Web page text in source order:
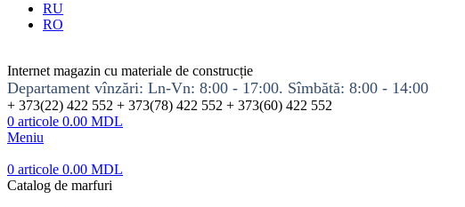
RU
RO
Internet magazin cu materiale de construcție
Departament vînzări: Ln-Vn: 8:00 - 17:00. Sîmbătă: 8:00 - 14:00
+ 373(22) 422 552 + 373(78) 422 552 + 373(60) 422 552
0 articole 0.00 MDL
Meniu
0 articole 0.00 MDL
Catalog de marfuri